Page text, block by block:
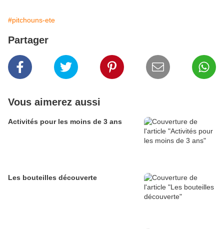
#pitchouns-ete
Partager
Vous aimerez aussi
Activités pour les moins de 3 ans
Les bouteilles découverte